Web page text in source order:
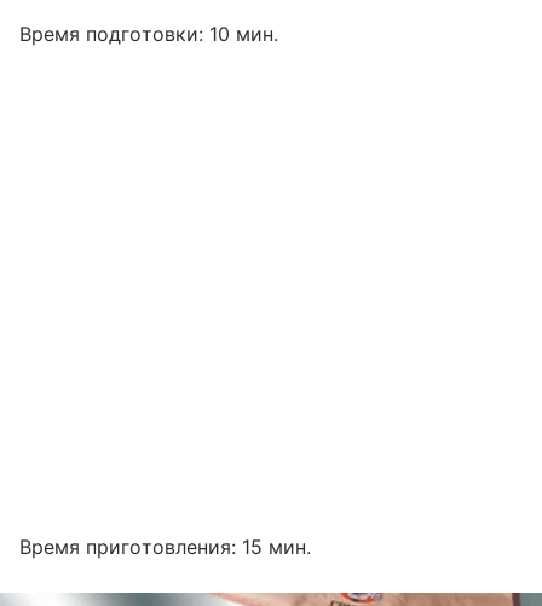
Время подготовки: 10 мин.
Время приготовления: 15 мин.